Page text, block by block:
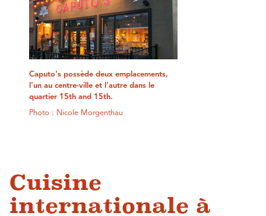
Caputo's possède deux emplacements,
l'un au centre-ville et l'autre dans le
quartier 15th and 15th.
Photo : Nicole Morgenthau
Cuisine
internationale à